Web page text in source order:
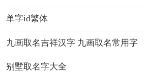
单字id繁体
九画取名吉祥汉字 九画取名常用字
别墅取名字大全